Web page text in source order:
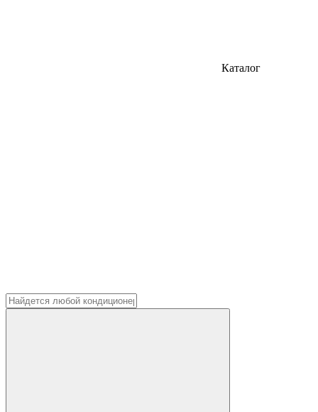
Каталог